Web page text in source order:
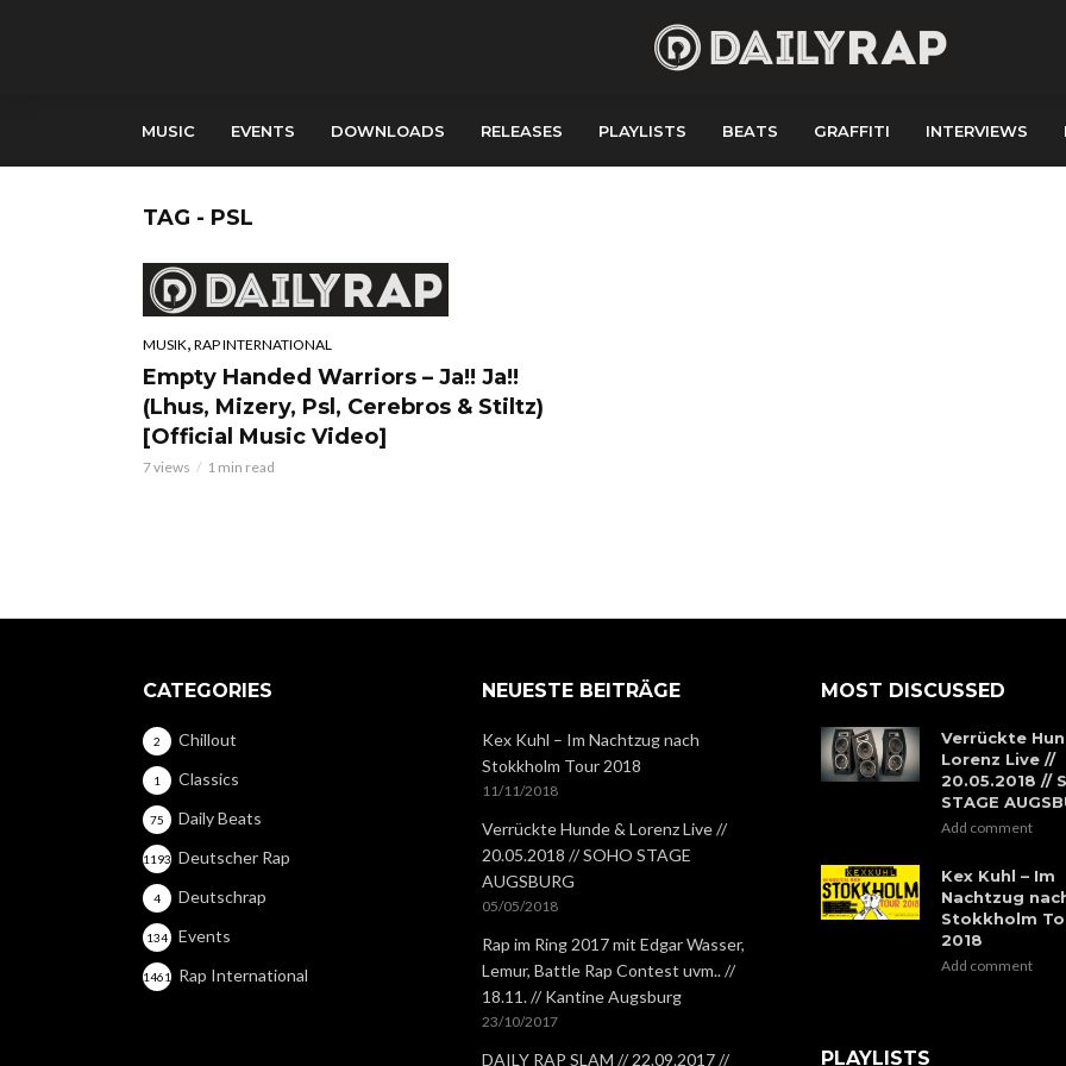
MUSIC EVENTS DOWNLOADS RELEASES PLAYLISTS BEATS GRAFFITI INTERVIEWS
TAG - PSL
MUSIK, RAP INTERNATIONAL
Empty Handed Warriors – Ja!! Ja!!
(Lhus, Mizery, Psl, Cerebros & Stiltz)
[Official Music Video]
7 views 1 min read
CATEGORIES
Chillout
2
Classics
1
Daily Beats
75
Deutscher Rap
1193
Deutschrap
4
Events
134
Rap International
1461
NEUESTE BEITRÄGE
Kex Kuhl – Im Nachtzug nach
Stokkholm Tour 2018
11/11/2018
Verrückte Hunde & Lorenz Live //
20.05.2018 // SOHO STAGE
AUGSBURG
05/05/2018
Rap im Ring 2017 mit Edgar Wasser,
Lemur, Battle Rap Contest uvm.. //
18.11. // Kantine Augsburg
23/10/2017
DAILY RAP SLAM // 22.09.2017 //
MOST DISCUSSED
Verrückte
Lorenz Live //
20.05.2018 //
STAGE
Add comment
Kex Kuhl – Im
Nachtzug
Stokkholm
2018
Add comment
PLAYLISTS